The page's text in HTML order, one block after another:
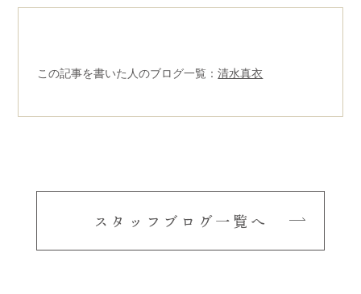
この記事を書いた人のブログ一覧：清水真衣
スタッフブログ一覧へ